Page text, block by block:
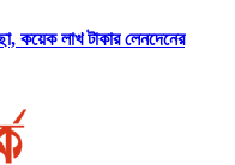
কয়েক লাখ টাকার লেনদেনের